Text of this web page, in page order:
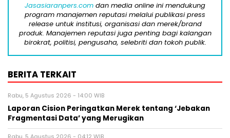
Jasasiaranpers.com dan media online ini mendukung
program manajemen reputasi melalui publikasi press
release untuk institusi, organisasi dan merek/brand
produk. Manajemen reputasi juga penting bagi kalangan
birokrat, politisi, pengusaha, selebriti dan tokoh publik.
BERITA TERKAIT
Rabu, 5 Agustus 2026 - 14:00 WIB
Laporan Cision Peringatkan Merek tentang ‘Jebakan
Fragmentasi Data’ yang Merugikan